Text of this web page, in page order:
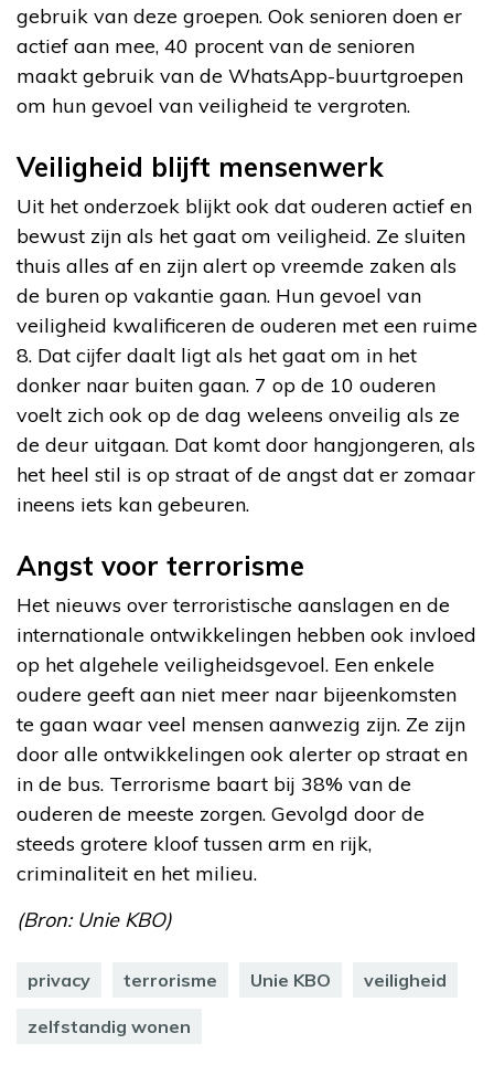
gebruik van deze groepen. Ook senioren doen er
actief aan mee, 40 procent van de senioren
maakt gebruik van de WhatsApp-buurtgroepen
om hun gevoel van veiligheid te vergroten.
Veiligheid blijft mensenwerk
Uit het onderzoek blijkt ook dat ouderen actief en
bewust zijn als het gaat om veiligheid. Ze sluiten
thuis alles af en zijn alert op vreemde zaken als
de buren op vakantie gaan. Hun gevoel van
veiligheid kwalificeren de ouderen met een ruime
8. Dat cijfer daalt ligt als het gaat om in het
donker naar buiten gaan. 7 op de 10 ouderen
voelt zich ook op de dag weleens onveilig als ze
de deur uitgaan. Dat komt door hangjongeren, als
het heel stil is op straat of de angst dat er zomaar
ineens iets kan gebeuren.
Angst voor terrorisme
Het nieuws over terroristische aanslagen en de
internationale ontwikkelingen hebben ook invloed
op het algehele veiligheidsgevoel. Een enkele
oudere geeft aan niet meer naar bijeenkomsten
te gaan waar veel mensen aanwezig zijn. Ze zijn
door alle ontwikkelingen ook alerter op straat en
in de bus. Terrorisme baart bij 38% van de
ouderen de meeste zorgen. Gevolgd door de
steeds grotere kloof tussen arm en rijk,
criminaliteit en het milieu.
(Bron: Unie KBO)
privacy terrorisme Unie KBO veiligheid
zelfstandig wonen